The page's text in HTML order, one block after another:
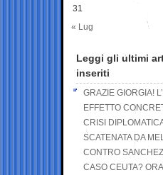
31
« Lug
Leggi gli ultimi
inseriti
GRAZIE GIORGIA!
EFFETTO
CRISI
SCATENATA DA
CONTRO
CASO CEUTA?